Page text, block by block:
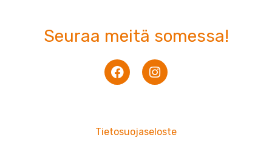
Seuraa meitä somessa!
F
a
o
I
n
g
Tietosuojaseloste